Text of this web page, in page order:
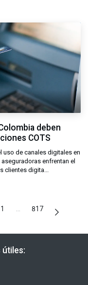
deben
COTS
uso de canales digitales en
enfrentan el
digita...
817
útiles: